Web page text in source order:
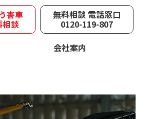
害車
相談
無料相談 電話窓口
0120-119-807
会社案内